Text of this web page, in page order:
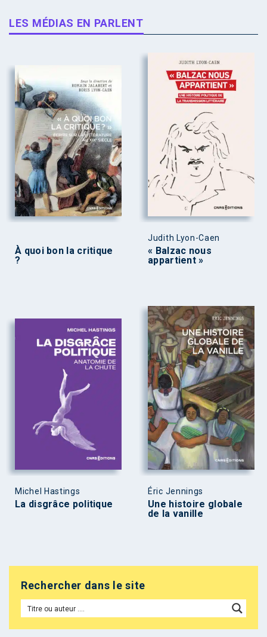
LES MÉDIAS EN PARLENT
À quoi bon la critique
?
Judith Lyon-Caen
« Balzac nous
appartient »
Michel Hastings
La disgrâce politique
Éric Jennings
Une histoire globale
de la vanille
Rechercher dans le site